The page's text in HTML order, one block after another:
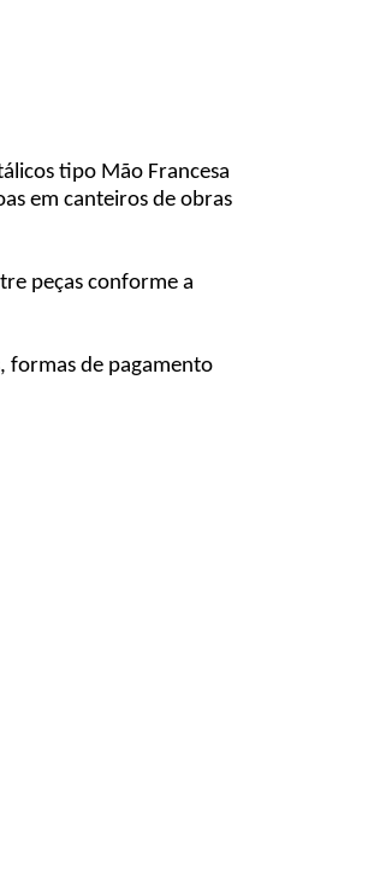
tipo Mão Francesa
em canteiros de obras
peças conforme a
formas de pagamento